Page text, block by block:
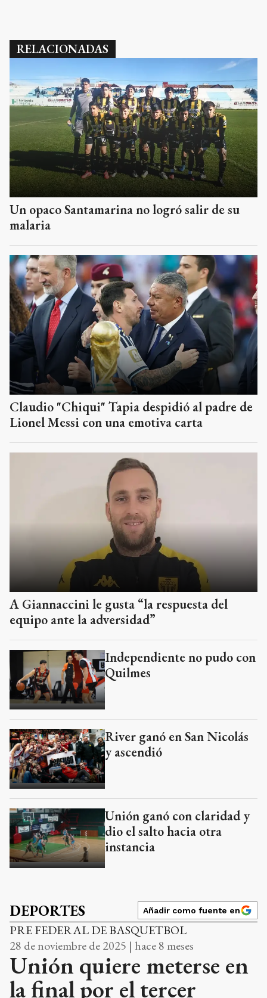
RELACIONADAS
Un opaco Santamarina no logró salir de su
malaria
Claudio "Chiqui" Tapia despidió al padre de
Lionel Messi con una emotiva carta
A Giannaccini le gusta “la respuesta del
equipo ante la adversidad”
Independiente no pudo con
Quilmes
River ganó en San Nicolás
y ascendió
Unión ganó con claridad y
dio el salto hacia otra
instancia
DEPORTES Añadir como fuente en
PRE FEDERAL DE BASQUETBOL
28 de noviembre de 2025 | hace 8 meses
Unión quiere meterse en
la final por el tercer